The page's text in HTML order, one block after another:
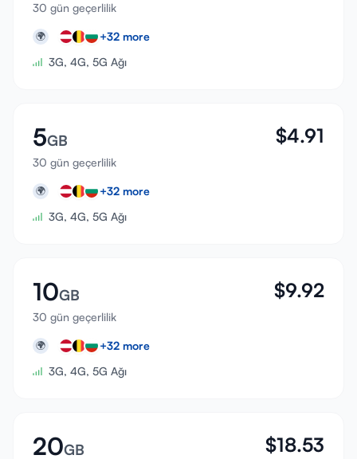
30 gün geçerlilik
🌍 +32 more
3G, 4G, 5G Ağı
5GB
30 gün geçerlilik
$4.91
🌍 +32 more
3G, 4G, 5G Ağı
10GB
30 gün geçerlilik
$9.92
🌍 +32 more
3G, 4G, 5G Ağı
20GB $18.53